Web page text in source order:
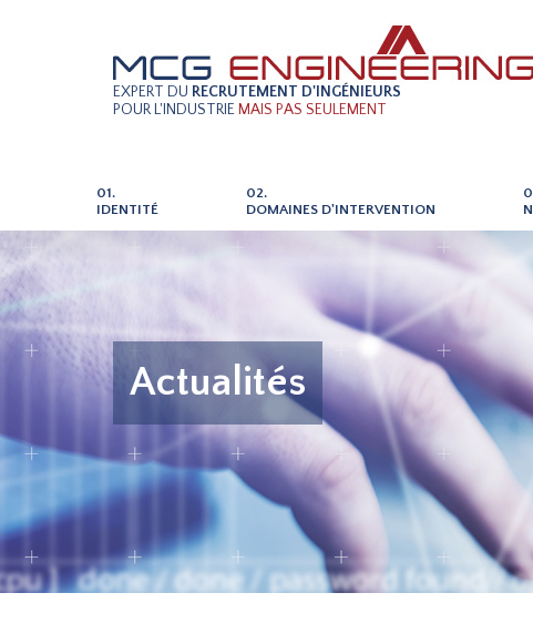
EXPERT DU RECRUTEMENT D'INGÉNIEURS
POUR L'INDUSTRIE MAIS PAS SEULEMENT
01.
IDENTITÉ
02.
DOMAINES D'INTERVENTION
Actualités